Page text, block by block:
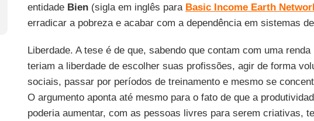
entidade Bien(sigla em inglês para Basic Income Earth
erradicar a pobreza e acabar com a dependência em sistemas
Liberdade. A tese é de que, sabendo que contam com uma
teriam a liberdade de escolher suas profissões, agir de forma
sociais, passar por períodos de treinamento e mesmo se
O argumento aponta até mesmo para o fato de que a
poderia aumentar, com as pessoas livres para serem criativas,